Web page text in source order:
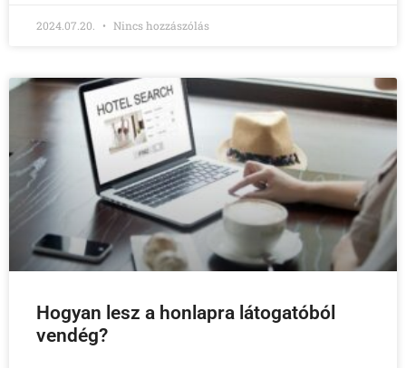
2024.07.20. Nincs hozzászólás
Hogyan lesz a honlapra látogatóból
vendég?